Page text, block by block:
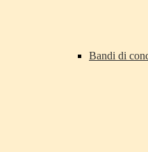
Bandi di